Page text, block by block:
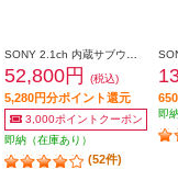
52,800円 (税込)
5,280円分ポイント還元
3,000ポイントクーポン
即納（在庫あり）
(52件)
即